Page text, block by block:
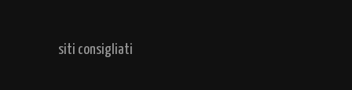
siti consigliati